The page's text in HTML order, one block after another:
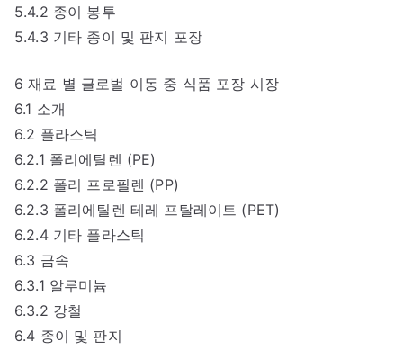
5.4.2 종이 봉투
5.4.3 기타 종이 및 판지 포장
6 재료 별 글로벌 이동 중 식품 포장 시장
6.1 소개
6.2 플라스틱
6.2.1 폴리에틸렌 (PE)
6.2.2 폴리 프로필렌 (PP)
6.2.3 폴리에틸렌 테레 프탈레이트 (PET)
6.2.4 기타 플라스틱
6.3 금속
6.3.1 알루미늄
6.3.2 강철
6.4 종이 및 판지